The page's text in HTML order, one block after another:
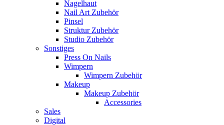
Nagelhaut
Nail Art Zubehör
Pinsel
Struktur Zubehör
Studio Zubehör
Sonstiges
Press On Nails
Wimpern
Wimpern Zubehör
Makeup
Makeup Zubehör
Accessories
Sales
Digital